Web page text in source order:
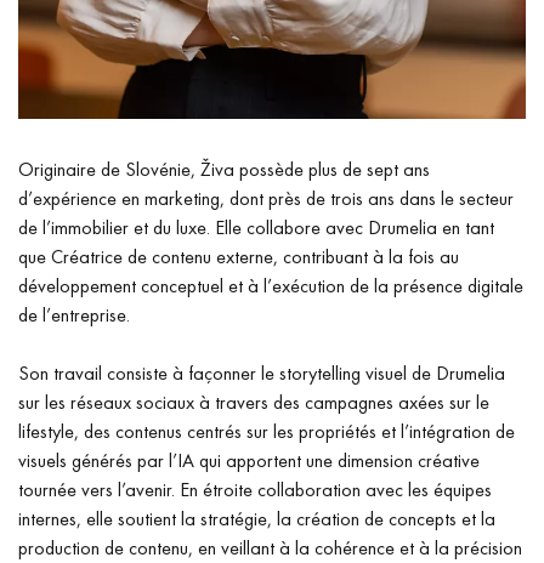
Originaire de Slovénie, Živa possède plus de sept ans
d’expérience en marketing, dont près de trois ans dans le secteur
de l’immobilier et du luxe. Elle collabore avec Drumelia en tant
que Créatrice de contenu externe, contribuant à la fois au
développement conceptuel et à l’exécution de la présence digitale
de l’entreprise.
Son travail consiste à façonner le storytelling visuel de Drumelia
sur les réseaux sociaux à travers des campagnes axées sur le
lifestyle, des contenus centrés sur les propriétés et l’intégration de
visuels générés par l’IA qui apportent une dimension créative
tournée vers l’avenir. En étroite collaboration avec les équipes
internes, elle soutient la stratégie, la création de concepts et la
production de contenu, en veillant à la cohérence et à la précision